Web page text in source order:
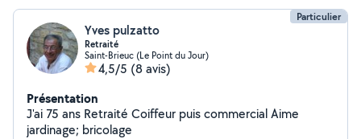
Particulier
Yves pulzatto
Retraité
Saint-Brieuc (Le Point du Jour)
4,5/5 (8 avis)
Présentation
J'ai 75 ans Retraité Coiffeur puis commercial Aime
jardinage; bricolage